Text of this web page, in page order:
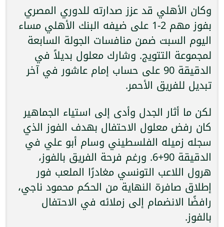
وكان الأهلي قد عزز صدارته للدوري المصري
بفوز مهم 2-1 على ضيفه البنك الأهلي مساء
اليوم السبت ضمن منافسات الجولة السابعة
لمجموعة التتويج. وشارك معلول بديلاً في
الدقيقة 90 على حساب إمام عاشور في آخر
تبديل للفريق الأحمر.
لكن ما أثار الجدل وأدى إلى استياء الجماهير
كان رفض معلول الاحتفال بهدف الفوز الذي
سجله زميله الفلسطيني وسام أبو علي في
الدقيقة 90+6. ورغم فرحة الفريق بالفوز،
هرول اللاعب التونسي مغادرًا الملعب فور
إطلاق صافرة النهاية من الحكم محمود ناجي،
رافضًا الانضمام إلى زملائه في الاحتفال
بالفوز.